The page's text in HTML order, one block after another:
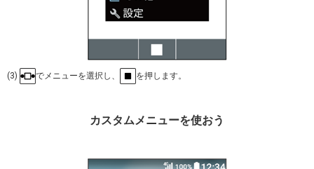
(3) でメニューを選択し、 を押します。
カスタムメニューを使おう